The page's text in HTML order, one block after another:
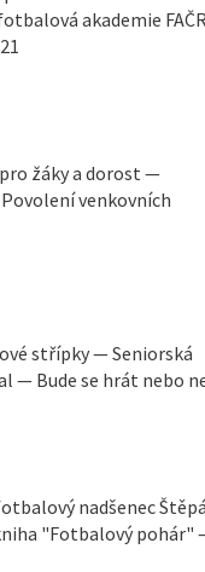
akademie
žáky a dorost —
venkovních
střípky — Seniorská
— Bude se hrát nebo
nadšenec
"Fotbalový pohár"